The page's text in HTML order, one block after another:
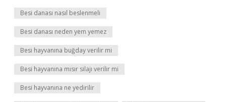
Besi danası nasıl beslenmeli
Besi danası neden yem yemez
Besi hayvanına buğday verilir mi
Besi hayvanına mısır silajı verilir mi
Besi hayvanına ne yedirilir